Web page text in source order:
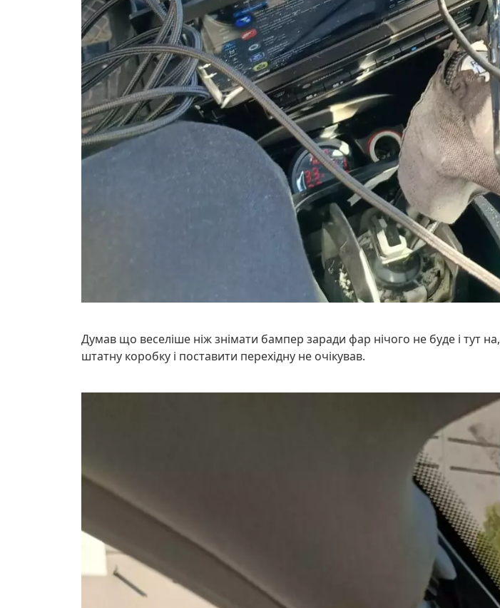
Думав що веселіше ніж знімати бампер заради фар нічого не буде і тут
штатну коробку і поставити перехідну не очікував.